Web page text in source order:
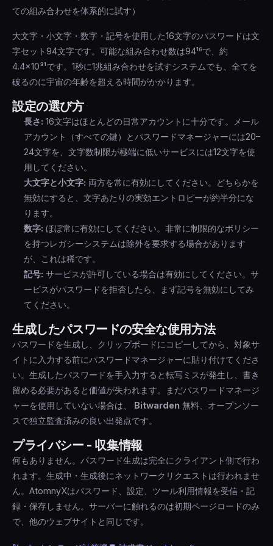
ての組み合わせを体系的に試す）
大文字・小文字・数字・記号を使用した16文字のパスワードは文
字セット94文字です。可能な組み合わせ数は94¹⁶で、約
4.4×10³¹です。1秒に1兆組み合わせを試すシステムでも、全てを
破るのに宇宙の年齢を超える時間がかかります。
設定の選び方
長さ: 16文字はほとんどの日常アカウントに十分です。メール
アカウント（すべての鍵）とパスワードマネージャーには20–
24文字を、文字数制限が極端に低いサービスには12文字を使
用してください。
大文字と小文字: 両方を常に有効にしてください。どちらかを
無効にすると、文字あたりの実効エントロピーが約半分にな
ります。
数字: ほぼ常に有効にしてください。非常に制限的なポリシー
を持つレガシーシステムは除外を要求する場合があります
が、これは稀です。
記号: サービスが許可している場合は有効にしてください。サ
ービスがパスワードを拒否したら、まず記号を無効にしてみ
てください。
生成したパスワードの安全な使用方法
パスワードを生成し、クリップボードにコピーしてから、対象サ
イトに入力する前にパスワードマネージャーに貼り付けてくださ
い。生成したパスワードを手入力すると転写ミスが発生し、書き
留める必要があると価値が失われます。まだパスワードマネージ
ャーを使用していない場合は、 Bitwarden 無料、オープンソー
スで独立監査済みの良い出発点です。
プライバシー - 収集情報
何もありません。パスワード生成は完全にクライアント側で行わ
れます。生成中・生成後にネットワークリクエストは行われませ
ん。AtomnyXはパスワード、設定、ツール利用情報を受信・記
録・保存しません。サーバーに触れるのは初期ページロードのみ
で、他のウェブサイトと同じです。